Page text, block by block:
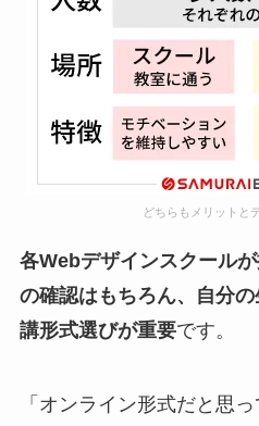
どちらもメリットと
各Webデザインスクール
の確認はもちろん、自分
講形式選びが重要です。
「オンライン形式だと思